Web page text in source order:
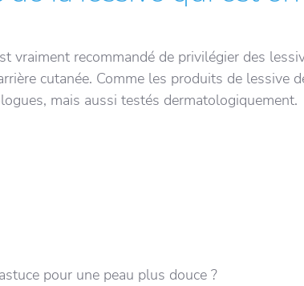
vraiment recommandé de privilégier des
cutanée. Comme les produits de lessive
mais aussi testés dermatologiquement.
pour une peau plus douce ?